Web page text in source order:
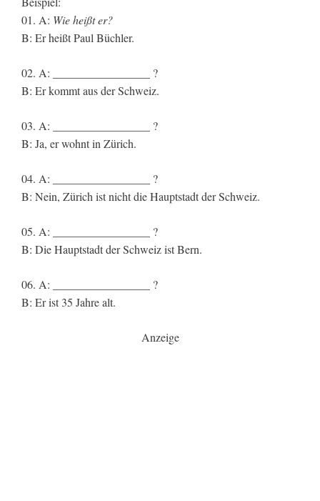
01. A: Wie heißt er?
B: Er heißt Paul Büchler.
02. A: _________________ ?
B: Er kommt aus der Schweiz.
03. A: _________________ ?
B: Ja, er wohnt in Zürich.
04. A: _________________ ?
B: Nein, Zürich ist nicht die Hauptstadt der Schweiz.
05. A: _________________ ?
B: Die Hauptstadt der Schweiz ist Bern.
06. A: _________________ ?
B: Er ist 35 Jahre alt.
Anzeige